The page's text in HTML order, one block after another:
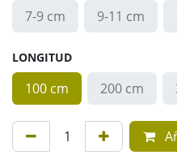
7-9 cm
9-11 cm
LONGITUD
100 cm 200 cm